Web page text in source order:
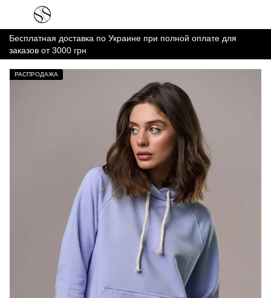
Бесплатная доставка по Украине при полной оплате для
заказов от 3000 грн
РАСПРОДАЖА